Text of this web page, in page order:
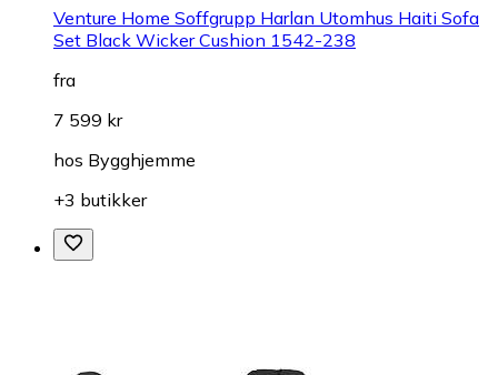
Venture Home Soffgrupp Harlan Utomhus Haiti Sofa
Set Black Wicker Cushion 1542-238
fra
7 599 kr
hos Bygghjemme
+3 butikker